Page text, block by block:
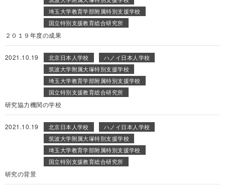
埼玉大学教育学部附属特別支援学校
国立特別支援教育総合研究所
２０１９年度の成果
2021.10.19 北京日本人学校
ハノイ日本人学校
筑波大学附属大塚特別支援学校
埼玉大学教育学部附属特別支援学校
国立特別支援教育総合研究所
研究協力機関の学校
2021.10.19 北京日本人学校
ハノイ日本人学校
筑波大学附属大塚特別支援学校
埼玉大学教育学部附属特別支援学校
国立特別支援教育総合研究所
研究の背景